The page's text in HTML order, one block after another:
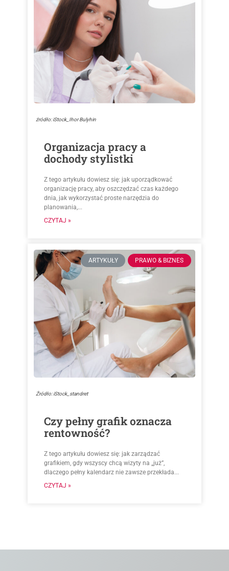
źródło: iStock_Ihor Bulyhin
Organizacja pracy a
dochody stylistki
Z tego artykułu dowiesz się: jak uporządkować
organizację pracy, aby oszczędzać czas każdego
dnia, jak wykorzystać proste narzędzia do
planowania,...
CZYTAJ »
ARTYKUŁY PRAWO & BIZNES
Źródło: iStock_standret
Czy pełny grafik oznacza
rentowność?
Z tego artykułu dowiesz się: jak zarządzać
grafikiem, gdy wszyscy chcą wizyty na „już”,
dlaczego pełny kalendarz nie zawsze przekłada...
CZYTAJ »